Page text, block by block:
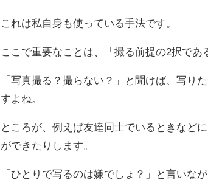
これは私自身も使っている手法です。
ここで重要なことは、「撮る前提の2択であ
「写真撮る？撮らない？」と聞けば、写り
すよね。
ところが、例えば友達同士でいるときなど
ができたりします。
「ひとりで写るのは嫌でしょ？」と言いな